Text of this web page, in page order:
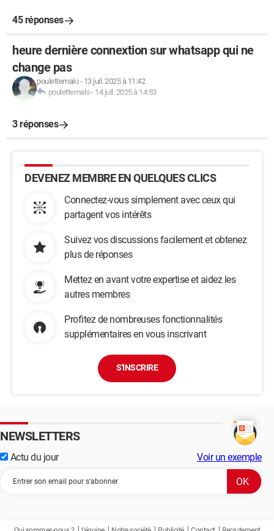
45 réponses
heure dernière connextion sur whatsapp qui ne
change pas
poulettemaki - 13 juil. 2025 à 11:42
poulettemaki - 14 juil. 2025 à 14:53
3 réponses
DEVENEZ MEMBRE EN QUELQUES CLICS
Connectez-vous simplement avec ceux qui
partagent vos intérêts
Suivez vos discussions facilement et obtenez
plus de réponses
Mettez en avant votre expertise et aidez les
autres membres
Profitez de nombreuses fonctionnalités
supplémentaires en vous inscrivant
S'INSCRIRE
NEWSLETTERS
Actu du jour Voir un exemple